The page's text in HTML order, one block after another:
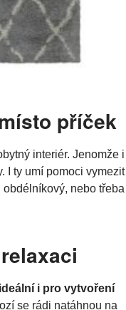
příček
interiér. Jenomže i
I ty umí pomoci vymezit
nebo třeba
i pro vytvoření
se rádi natáhnou na